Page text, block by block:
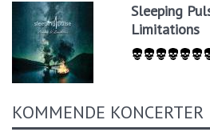
Sleeping
Limitations
KOMMENDE KONCERTER